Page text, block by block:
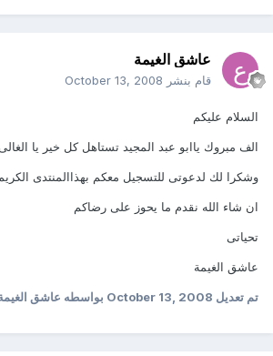
عاشق الغيمة
قام بنشر October 13, 2008
السلام عليكم
الف مبروك ياابو عبد المجيد تستاهل كل خير يا الغالى
وشكرا لك لدعوتى للتسجيل معكم بهذاالمنتدى الكريم
ان شاء الله نقدم ما يحوز على رضاكم
تحياتى
عاشق الغيمة
تم تعديل October 13, 2008بواسطه عاشق الغيمة